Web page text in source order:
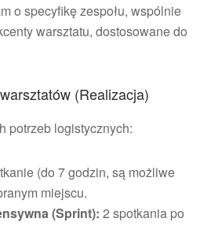
o specyfikę zespołu, wspólnie
warsztatu, dostosowane do
(Realizacja)
potrzeb logistycznych:
(do 7 godzin, są możliwe
miejscu.
(Sprint): 2 spotkania po